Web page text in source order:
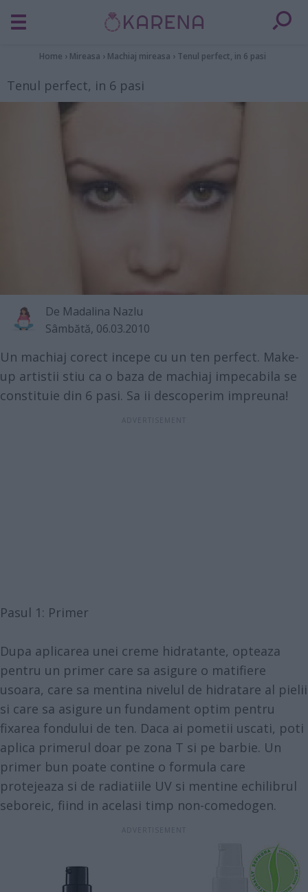
Home › Mireasa › Machiaj mireasa › Tenul perfect, in 6 pasi
Tenul perfect, in 6 pasi
De Madalina Nazlu
Sâmbătă, 06.03.2010
Un machiaj corect incepe cu un ten perfect. Make-
up artistii stiu ca o baza de machiaj impecabila se
constituie din 6 pasi. Sa ii descoperim impreuna!
Pasul 1: Primer
Dupa aplicarea unei creme hidratante, opteaza
pentru un primer care sa asigure o matifiere
usoara, care sa mentina nivelul de hidratare al pielii
si care sa asigure un fundament optim pentru
fixarea fondului de ten. Daca ai pometii uscati, poti
aplica primerul doar pe zona T si pe barbie. Un
primer bun poate contine o formula care
protejeaza si de radiatiile UV si mentine echilibrul
seboreic, fiind in acelasi timp non-comedogen.